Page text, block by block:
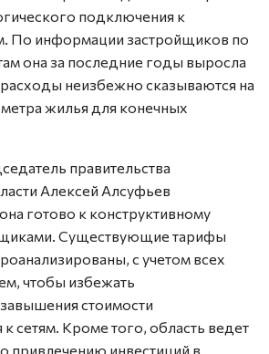
подключения к
По информации застройщиков по
она за последние годы выросла
расходы неизбежно сказываются на
жилья для конечных
правительства
Алексей Алсуфьев
готово к конструктивному
Существующие тарифы
с учетом всех
чтобы избежать
стоимости
сетям. Кроме того, область ведет
привлечению инвестиций в